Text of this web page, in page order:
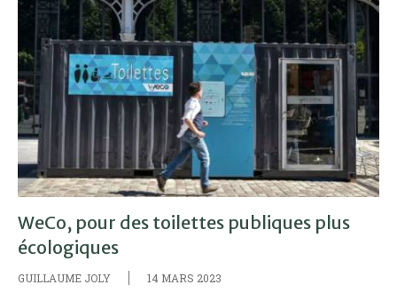
WeCo, pour des toilettes publiques plus
écologiques
GUILLAUME JOLY 14 MARS 2023